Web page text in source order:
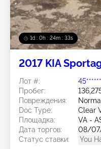
1d : 0h : 24m : 30s
2017 KIA
Лот #:
45******
Пробег:
Повреждения:
Doc Type:
Clear
Площадка:
VA -
Дата торгов:
08/
Статус ставки:
You